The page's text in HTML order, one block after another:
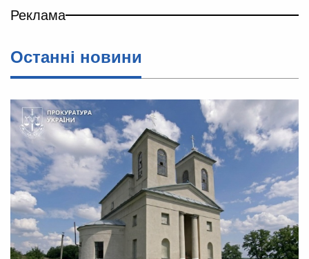
Реклама
Останні новини